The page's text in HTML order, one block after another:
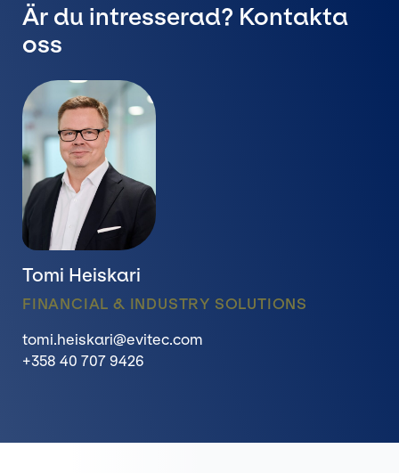
Är du intresserad? Kontakta
oss
Tomi Heiskari
FINANCIAL & INDUSTRY SOLUTIONS
tomi.heiskari@evitec.com
+358 40 707 9426